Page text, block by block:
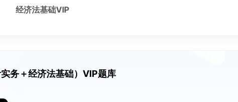
经济法基础VIP
务＋经济法基础）VIP题库